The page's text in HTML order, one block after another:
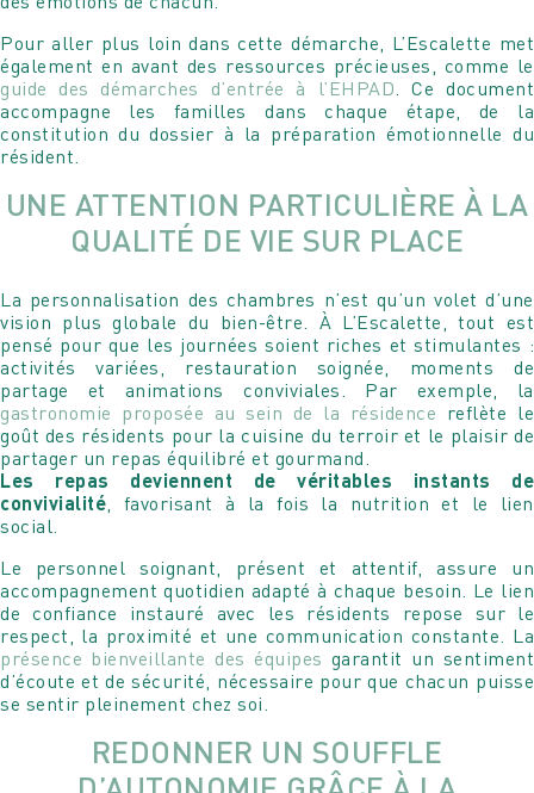
Pour aller plus loin dans cette démarche, L’Escalette met
également en avant des ressources précieuses, comme le
guide des démarches d’entrée à l’EHPAD . Ce document
accompagne les familles dans chaque étape, de la
constitution du dossier à la préparation émotionnelle du
résident.
UNE ATTENTION PARTICULIÈRE À LA
QUALITÉ DE VIE SUR PLACE
La personnalisation des chambres n’est qu’un volet d’une
vision plus globale du bien-être. À L’Escalette, tout est
pensé pour que les journées soient riches et stimulantes :
activités variées, restauration soignée, moments de
partage et animations conviviales. Par exemple, la
gastronomie proposée au sein de la résidence reflète le
goût des résidents pour la cuisine du terroir et le plaisir de
partager un repas équilibré et gourmand.
Les repas deviennent de véritables instants de
convivialité , favorisant à la fois la nutrition et le lien
social.
Le personnel soignant, présent et attentif, assure un
accompagnement quotidien adapté à chaque besoin. Le lien
de confiance instauré avec les résidents repose sur le
respect, la proximité et une communication constante. La
présence bienveillante des équipes garantit un sentiment
d’écoute et de sécurité, nécessaire pour que chacun puisse
se sentir pleinement chez soi.
REDONNER UN SOUFFLE
accepter notreDéclaration de confidentialité